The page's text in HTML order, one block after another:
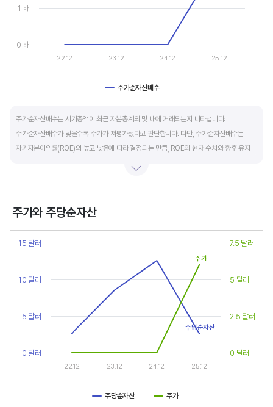
주가순자산배수
22.12 23.12 24.12 25.12
0 배
1 배
주가순자산배수는 시가총액이 최근 자본총계의 몇 배에 거래되는지 나타냅니다.
주가순자산배수가 낮을수록 주가가 저평가됐다고 판단합니다. 다만, 주가순자산배수는
자기자본이익률(ROE)의 높고 낮음에 따라 결정되는 만큼, ROE의 현재 수치와 향후 유지
거래되면 주가가 저평가된 것으로 판단합니다. ROE&PBR 차트를 함께 보고 분석하는 것을
주가순자산배수는 자기자본이익률이 높을때와 낮을때에 따라 다르게 평가받습니다. 현재
ROE와 비슷한 ROE를 기록한 과거년도를 찾고, 그 당시 시장에서 평가 받은
주가순자산배수(PBR)를 확인해 현재 주가의 저평가 여부를 판단하는 것이 좋습니다.
주가와 주당순자산
Chart
Line chart with 2 lines.
The chart has 1 X axis displaying categories.
The chart has 2 Y axes displaying values, and values.
주당순자산 주가
22.12 23.12 24.12 25.12
0 달러
5 달러
10 달러
15 달러
0 달러
2.5 달러
5 달러
7.5 달러
주당순자산
주가